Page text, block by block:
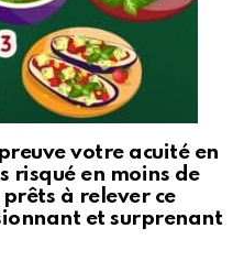
votre acuité en
risqué en moins de
prêts à relever ce
et surprenant